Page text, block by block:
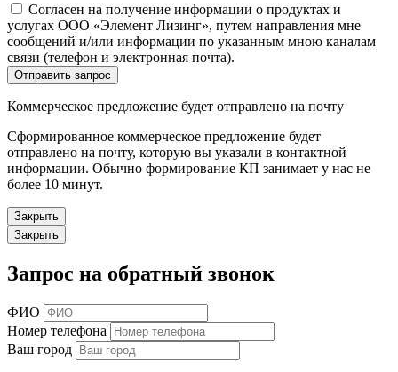
Согласен на получение информации о продуктах и
услугах ООО «Элемент Лизинг», путем направления мне
сообщений и/или информации по указанным мною каналам
связи (телефон и электронная почта).
Отправить запрос
Коммерческое предложение будет отправлено на почту
Сформированное коммерческое предложение будет
отправлено на почту, которую вы указали в контактной
информации. Обычно формирование КП занимает у нас не
более 10 минут.
Закрыть
Закрыть
Запрос на обратный звонок
ФИО
Номер телефона
Ваш город